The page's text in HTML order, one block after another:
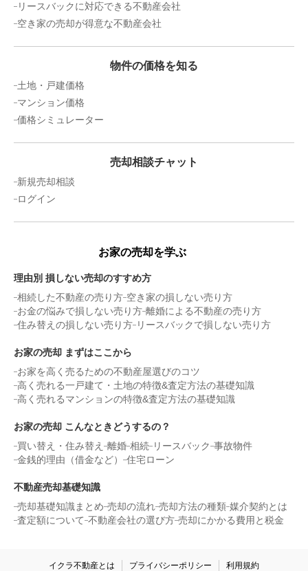
リースバックに対応できる不動産会社
空き家の売却が得意な不動産会社
物件の価格を知る
土地・戸建価格
マンション価格
価格シミュレーター
売却相談チャット
新規売却相談
ログイン
お家の売却を学ぶ
理由別 損しない売却のすすめ方
相続した不動産の売り方 空き家の損しない売り方
お金の悩みで損しない売り方 離婚による不動産の売り方
住み替えの損しない売り方 リースバックで損しない売り方
お家の売却 まずはここから
お家を高く売るための不動産屋選びのコツ
高く売れる一戸建て・土地の特徴&査定方法の基礎知識
高く売れるマンションの特徴&査定方法の基礎知識
お家の売却 こんなときどうするの？
買い替え・住み替え
離婚 相続 リースバック 事故物件
金銭的理由（借金など）
住宅ローン
不動産売却基礎知識
売却基礎知識まとめ 売却の流れ 売却方法の種類 媒介契約とは
査定額について 不動産会社の選び方 売却にかかる費用と税金
イクラ不動産とは プライバシーポリシー 利用規約